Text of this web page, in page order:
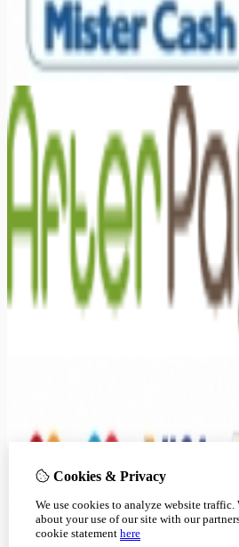
Cookies & Privacy
We use cookies to analyze website
about your use of our site with our
cookie statement here